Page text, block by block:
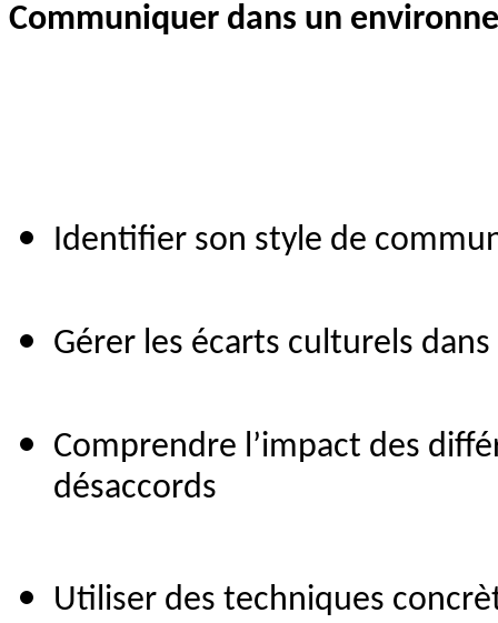
Communiquer dans un
Identifier son style de
Gérer les écarts culturels
Comprendre l’impact des
désaccords
Utiliser des techniques